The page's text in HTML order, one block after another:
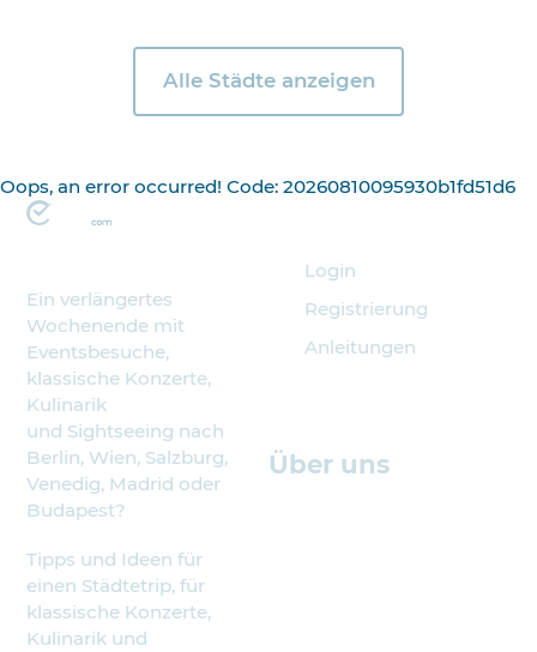
Alle Städte anzeigen
Oops, an error occurred! Code: 20260810095930b1fd51d6
Ein verlängertes
Wochenende mit
Eventsbesuche,
klassische Konzerte,
Kulinarik
und Sightseeing nach
Berlin, Wien, Salzburg,
Venedig, Madrid oder
Budapest?
Tipps und Ideen für
einen Städtetrip, für
klassische Konzerte,
Kulinarik und
Login
Registrierung
Anleitungen
Über uns